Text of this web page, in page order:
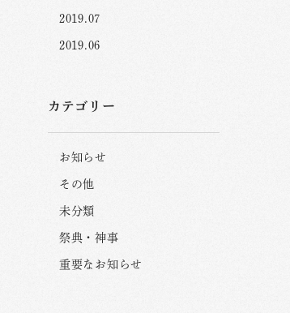
2019.07
2019.06
カテゴリー
お知らせ
その他
未分類
祭典・神事
重要なお知らせ